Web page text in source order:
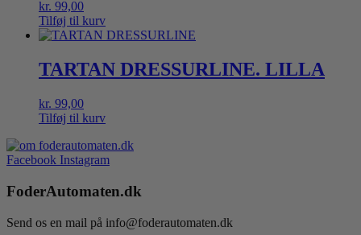
Mulighederne
kan
vælges
varesiden
kr. 99,00
Tilføj til kurv
TARTAN DRESSURLINE. LILLA
kr. 99,00
Tilføj til kurv
Facebook Instagram
FoderAutomaten.dk
Send os en mail på info@foderautomaten.dk